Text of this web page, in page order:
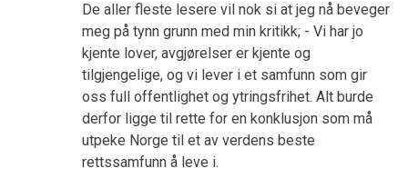
De aller fleste lesere vil nok si at jeg nå beveger
meg på tynn grunn med min kritikk; - Vi har jo
kjente lover, avgjørelser er kjente og
tilgjengelige, og vi lever i et samfunn som gir
oss full offentlighet og ytringsfrihet. Alt burde
derfor ligge til rette for en konklusjon som må
utpeke Norge til et av verdens beste
rettssamfunn å leve i.